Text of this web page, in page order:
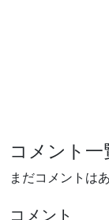
コメント一
まだコメントは
コメント